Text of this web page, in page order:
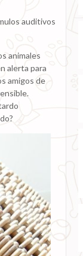
auditivos
animales
alerta para
amigos de